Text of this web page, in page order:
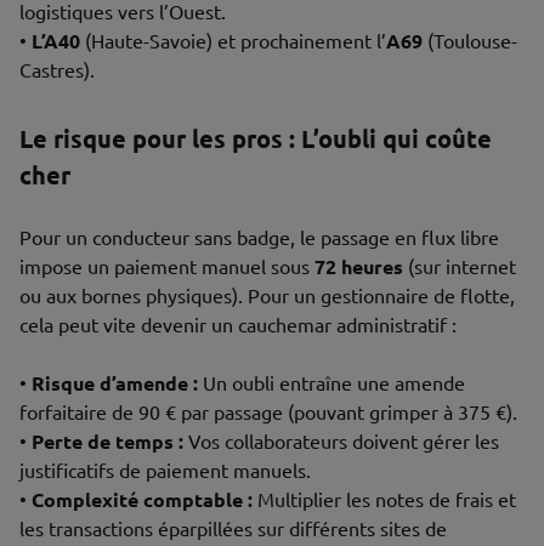
logistiques vers l’Ouest.
• L’A40 (Haute-Savoie) et prochainement l’A69 (Toulouse-
Castres).
Le risque pour les pros : L’oubli qui coûte
cher
Pour un conducteur sans badge, le passage en flux libre
impose un paiement manuel sous 72 heures (sur internet
ou aux bornes physiques). Pour un gestionnaire de flotte,
cela peut vite devenir un cauchemar administratif :
• Risque d’amende : Un oubli entraîne une amende
forfaitaire de 90 € par passage (pouvant grimper à 375 €).
• Perte de temps : Vos collaborateurs doivent gérer les
justificatifs de paiement manuels.
• Complexité comptable : Multiplier les notes de frais et
les transactions éparpillées sur différents sites de